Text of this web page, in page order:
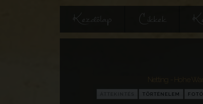
Kezdőlap Cikkek
Netting - Hohe
TÖRTÉNELEM